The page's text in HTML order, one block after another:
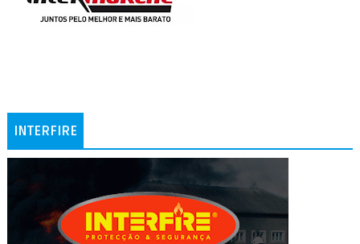
INTERFIRE